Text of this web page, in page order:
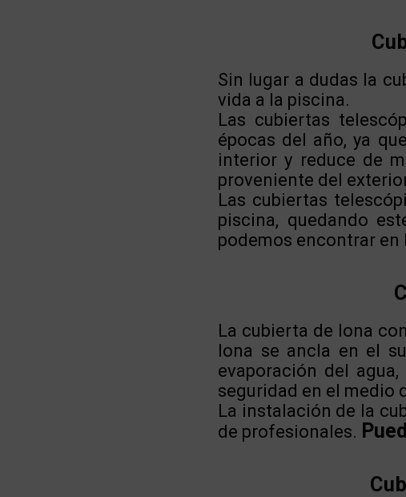
Sin lugar a dudas la
vida a la piscina.
Las cubiertas
épocas del año, ya
interior y reduce de
proveniente del
Las cubiertas
piscina, quedando
podemos encontrar
La cubierta de lona
lona se ancla en el
evaporación del
seguridad en el medio
La instalación de la
de profesionales.